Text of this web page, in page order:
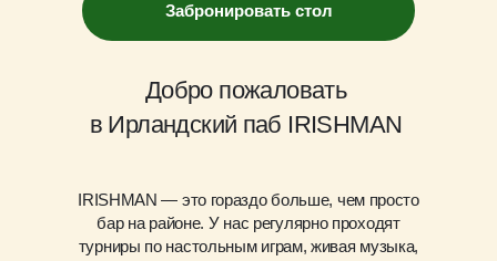
Забронировать стол
Добро пожаловать
в Ирландский паб IRISHMAN
IRISHMAN — это гораздо больше, чем просто
бар на районе. У нас регулярно проходят
турниры по настольным играм, живая музыка,